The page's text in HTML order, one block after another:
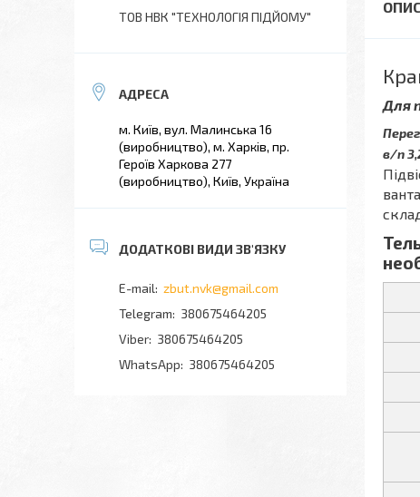
Для
в/п
ТОВ НВК "ТЕХНОЛОГІЯ ПІДЙОМУ"
м. Київ, вул. Малинська 16
(виробництво), м. Харків, пр.
Героїв Харкова 277
(виробництво), Київ, Україна
zbut.nvk@gmail.com
380675464205
380675464205
380675464205